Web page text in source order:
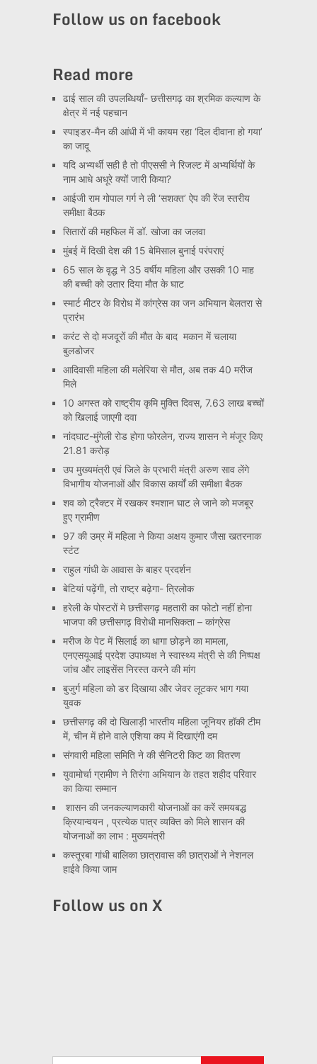
Follow us on facebook
Read more
ढाई साल की उपलब्धियाँ- छत्तीसगढ़ का श्रमिक कल्याण के
क्षेत्र में नई पहचान
स्पाइडर-मैन की आंधी में भी कायम रहा ‘दिल दीवाना हो गया’
का जादू
यदि अभ्यर्थी सही है तो पीएससी ने रिजल्ट में अभ्यर्थियों के
नाम आधे अधूरे क्यों जारी किया?
आईजी राम गोपाल गर्ग ने ली ‘सशक्त’ ऐप की रेंज स्तरीय
समीक्षा बैठक
सितारों की महफिल में डॉ. खोजा का जलवा
मुंबई में दिखी देश की 15 बेमिसाल बुनाई परंपराएं
65 साल के वृद्ध ने 35 वर्षीय महिला और उसकी 10 माह
की बच्ची को उतार दिया मौत के घाट
स्मार्ट मीटर के विरोध में कांग्रेस का जन अभियान बेलतरा से
प्रारंभ
करंट से दो मजदूरों की मौत के बाद मकान में चलाया
बुलडोजर
आदिवासी महिला की मलेरिया से मौत, अब तक 40 मरीज
मिले
10 अगस्त को राष्ट्रीय कृमि मुक्ति दिवस, 7.63 लाख बच्चों
को खिलाई जाएगी दवा
नांदघाट-मुंगेली रोड होगा फोरलेन, राज्य शासन ने मंजूर किए
21.81 करोड़
उप मुख्यमंत्री एवं जिले के प्रभारी मंत्री अरुण साव लेंगे
विभागीय योजनाओं और विकास कार्यों की समीक्षा बैठक
शव को ट्रैक्टर में रखकर श्मशान घाट ले जाने को मजबूर
हुए ग्रामीण
97 की उम्र में महिला ने किया अक्षय कुमार जैसा खतरनाक
स्टंट
राहुल गांधी के आवास के बाहर प्रदर्शन
बेटियां पढ़ेंगी, तो राष्ट्र बढ़ेगा- त्रिलोक
हरेली के पोस्टरों मे छत्तीसगढ़ महतारी का फोटो नहीं होना
भाजपा की छत्तीसगढ़ विरोधी मानसिकता – कांग्रेस
मरीज के पेट में सिलाई का धागा छोड़ने का मामला,
एनएसयूआई प्रदेश उपाध्यक्ष ने स्वास्थ्य मंत्री से की निष्पक्ष
जांच और लाइसेंस निरस्त करने की मांग
बुजुर्ग महिला को डर दिखाया और जेवर लूटकर भाग गया
युवक
छत्तीसगढ़ की दो खिलाड़ी भारतीय महिला जूनियर हॉकी टीम
में, चीन में होने वाले एशिया कप में दिखाएंगी दम
संगवारी महिला समिति ने की सैनिटरी किट का वितरण
युवामोर्चा ग्रामीण ने तिरंगा अभियान के तहत शहीद परिवार
का किया सम्मान
शासन की जनकल्याणकारी योजनाओं का करें समयबद्ध
क्रियान्वयन , प्रत्येक पात्र व्यक्ति को मिले शासन की
योजनाओं का लाभ : मुख्यमंत्री
कस्तूरबा गांधी बालिका छात्रावास की छात्राओं ने नेशनल
हाईवे किया जाम
Follow us on X